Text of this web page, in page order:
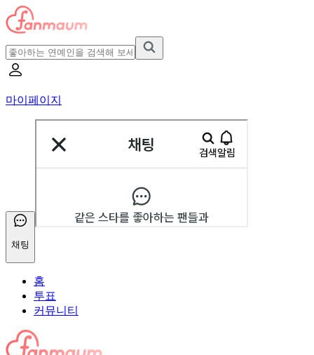
마이페이지
채팅
홈
투표
커뮤니티